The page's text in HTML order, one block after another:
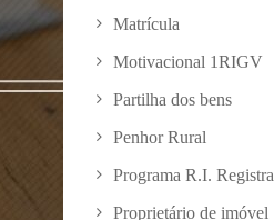
Matrícula
Motivacional 1RIGV
Partilha dos bens
Penhor Rural
Programa R.I. Registra
Proprietário de imóvel